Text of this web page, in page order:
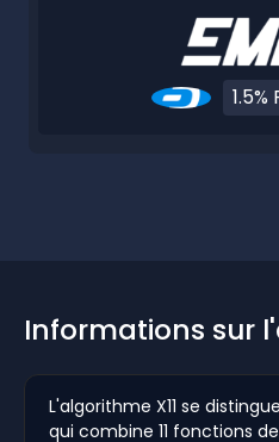
1.5%
Informations sur
L'algorithme X11 se
qui combine 11 fonctions